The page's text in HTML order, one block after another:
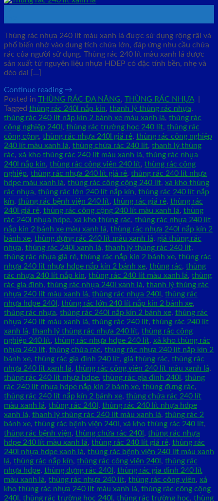
Thùng rác nhựa 240 lít màu xanh lá được sử dụng rộng rãi và
phổ biến nhờ vào dung tích chứa lớn, đáp ứng nhu cầu chứa
rác của người sử dụng. Thùng rác 240 lít màu xanh lá được
sản xuất từ nguyên liệu nhựa HDEP có đặc tính bền, nhẹ và
dẻo dai […]
Continue reading →
Posted in THÙNG RÁC ĐA NĂNG, THÙNG RÁC NHỰA
Tagged thùng rác 240l nắp kín, thanh lý thùng rác nhựa,
thùng rác 240 lít nắp kín 2 bánh xe màu xanh lá, thùng rác
công nghiệp 240l, thùng rác trường học 240 lít, thùng rác
công cộng, thùng rác nhựa 240l giá rẻ, thùng rác công nghiệp
240 lít màu xanh lá, thùng chứa rác 240 lít, thanh lý thùng
rác, xả kho thùng rác 240 lít màu xanh lá, thùng rác nhựa
240l nắp kín, thùng rác công viên 240 lít, thùng rác công
nghiệp, thùng rác nhựa 240 lít giá rẻ, thùng rác 240 lít nhựa
hdpe màu xanh lá, thùng rác công cộng 240 lít, xả kho thùng
rác nhựa, thùng rác lớn 240 lít nắp kín, thùng rác 240 lít nắp
kín, thùng rác bệnh viện 240 lít, thùng rác giá rẻ, thùng rác
240l giá rẻ, thùng rác công cộng 240 lít màu xanh lá, thùng
rác 240l nhựa hdpe, xả kho thùng rác, thùng rác nhựa 240 lít
nắp kín 2 bánh xe màu xanh lá, thùng rác nhựa 240l nắp kín 2
bánh xe, thùng đựng rác 240 lít màu xanh lá, giá thùng rác
nhựa, thùng rác 240l xanh lá, thanh lý thùng rác 240 lít,
thùng rác nhựa giá rẻ, thùng rác nắp kín 2 bánh xe, thùng rác
nhựa 240 lít nhựa hdpe nắp kín 2 bánh xe, thùng rác, thùng
rác nhựa 240 lít nắp kín, thùng rác 240 lít màu xanh lá, thùng
rác gia đình, thùng rác nhựa 240l xanh lá, thanh lý thùng rác
nhựa 240 lít màu xanh lá, thùng rác nhựa 240l, thùng rác
nhựa hdpe 240l, thùng rác lớn 240 lít nắp kín 2 bánh xe,
thùng rác nhựa, thùng rác 240l nắp kín 2 bánh xe, thùng rác
nhựa 240 lít màu xanh lá, thùng rác 240 lít, thùng rác 240 lít
xanh lá, thanh lý thùng rác nhựa 240 lít, thùng rác công
nghiệp 240 lít, thùng rác nhựa hdpe 240 lít, xả kho thùng rác
nhựa 240 lít, thùng chứa rác, thùng rác nhựa 240 lít nắp kín 2
bánh xe, thùng rác gia đình 240 lít, giá thùng rác, thùng rác
nhựa 240 lít xanh lá, thùng rác công viên 240 lít màu xanh lá,
thùng rác 240 lít nhựa hdpe, thùng rác gia đình 240l, thùng
rác 240 lít nhựa hdpe nắp kín 2 bánh xe, thùng đựng rác,
thùng rác 240 lít nắp kín 2 bánh xe, thùng chứa rác 240 lít
màu xanh lá, thùng rác 240l, thùng rác 240 lít nhựa hdpe
xanh lá, thanh lý thùng rác 240 lít màu xanh lá, thùng rác 2
bánh xe, thùng rác bệnh viện 240l, xả kho thùng rác 240 lít,
thùng rác bệnh viện, thùng chứa rác 240l, thùng rác nhựa
hdpe 240 lít màu xanh lá, thùng rác 240 lít giá rẻ, thùng rác
240l nhựa hdpe xanh lá, thùng rác bệnh viện 240 lít màu xanh
lá, thùng rác nắp kín, thùng rác công viên 240l, thùng rác
nhựa hdpe, thùng đựng rác 240l, thùng rác gia đình 240 lít
màu xanh lá, thùng rác nhựa 240 lít, thùng rác công viên, xả
kho thùng rác nhựa 240 lít màu xanh lá, thùng rác công cộng
240l, thùng rác trường học 240l, thùng rác trường học, thùng